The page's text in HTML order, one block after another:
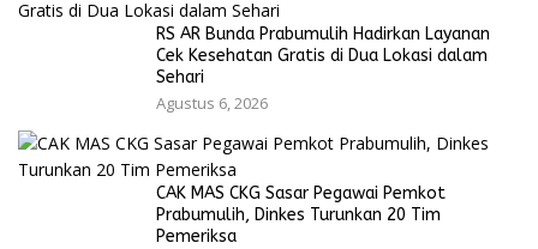
RS AR Bunda Prabumulih Hadirkan Layanan
Cek Kesehatan Gratis di Dua Lokasi dalam
Sehari
Agustus 6, 2026
CAK MAS CKG Sasar Pegawai Pemkot
Prabumulih, Dinkes Turunkan 20 Tim
Pemeriksa